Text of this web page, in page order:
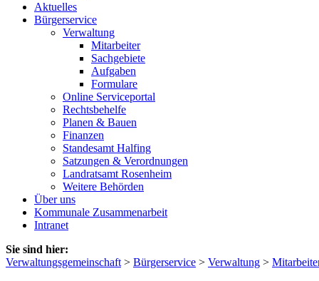
Aktuelles
Bürgerservice
Verwaltung
Mitarbeiter
Sachgebiete
Aufgaben
Formulare
Online Serviceportal
Rechtsbehelfe
Planen & Bauen
Finanzen
Standesamt Halfing
Satzungen & Verordnungen
Landratsamt Rosenheim
Weitere Behörden
Über uns
Kommunale Zusammenarbeit
Intranet
Sie sind hier:
Verwaltungsgemeinschaft > Bürgerservice > Verwaltung >